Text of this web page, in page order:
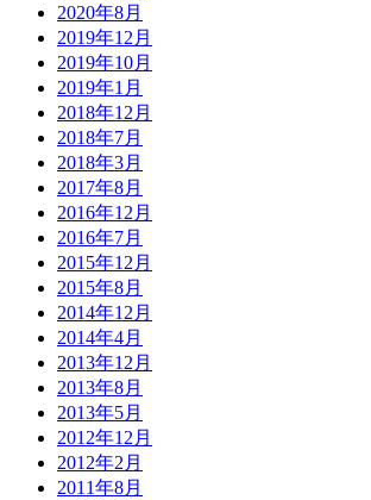
2020年8月
2019年12月
2019年10月
2019年1月
2018年12月
2018年7月
2018年3月
2017年8月
2016年12月
2016年7月
2015年12月
2015年8月
2014年12月
2014年4月
2013年12月
2013年8月
2013年5月
2012年12月
2012年2月
2011年8月